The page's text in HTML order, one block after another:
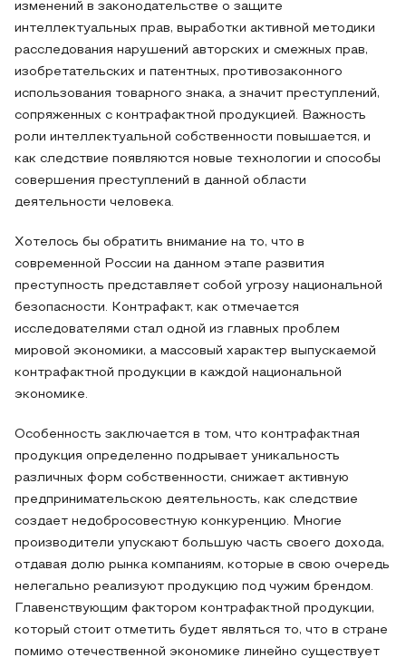
изменений в законодательстве о защите
интеллектуальных прав, выработки активной методики
расследования нарушений авторских и смежных прав,
изобретательских и патентных, противозаконного
использования товарного знака, а значит преступлений,
сопряженных с контрафактной продукцией. Важность
роли интеллектуальной собственности повышается, и
как следствие появляются новые технологии и способы
совершения преступлений в данной области
деятельности человека.
Хотелось бы обратить внимание на то, что в
современной России на данном этапе развития
преступность представляет собой угрозу национальной
безопасности. Контрафакт, как отмечается
исследователями стал одной из главных проблем
мировой экономики, а массовый характер выпускаемой
контрафактной продукции в каждой национальной
экономике.
Особенность заключается в том, что контрафактная
продукция определенно подрывает уникальность
различных форм собственности, снижает активную
предпринимательскою деятельность, как следствие
создает недобросовестную конкуренцию. Многие
производители упускают большую часть своего дохода,
отдавая долю рынка компаниям, которые в свою очередь
нелегально реализуют продукцию под чужим брендом.
Главенствующим фактором контрафактной продукции,
который стоит отметить будет являться то, что в стране
помимо отечественной экономике линейно существует